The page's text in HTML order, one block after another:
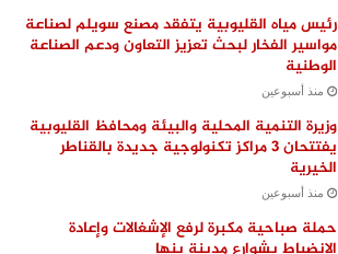
رئيس مياه القليوبية يتفقد مصنع سويلم لصناعة
مواسير الفخار لبحث تعزيز التعاون ودعم الصناعة
الوطنية
منذ أسبوعين
وزيرة التنمية المحلية والبيئة ومحافظ القليوبية
يفتتحان 3 مراكز تكنولوجية جديدة بالقناطر
الخيرية
منذ أسبوعين
حملة صباحية مكبرة لرفع الإشغالات وإعادة
الانضباط بشوارع مدينة بنها